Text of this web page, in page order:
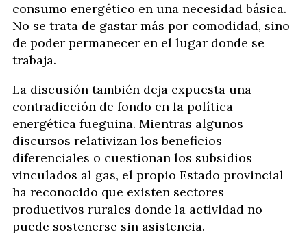
consumo energético en una necesidad básica.
No se trata de gastar más por comodidad, sino
de poder permanecer en el lugar donde se
trabaja.
La discusión también deja expuesta una
contradicción de fondo en la política
energética fueguina. Mientras algunos
discursos relativizan los beneficios
diferenciales o cuestionan los subsidios
vinculados al gas, el propio Estado provincial
ha reconocido que existen sectores
productivos rurales donde la actividad no
puede sostenerse sin asistencia.